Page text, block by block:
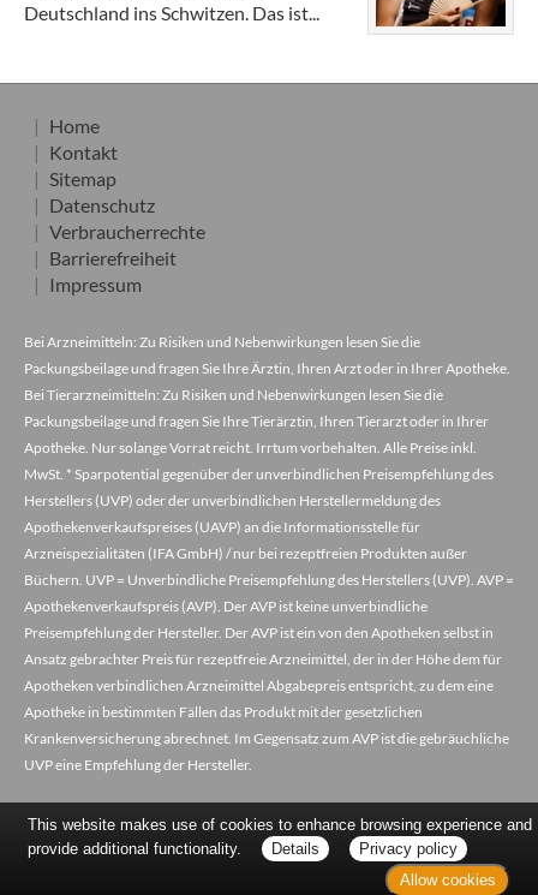
Deutschland ins Schwitzen. Das ist...
Home
Kontakt
Sitemap
Datenschutz
Verbraucherrechte
Barrierefreiheit
Impressum
Bei Arzneimitteln: Zu Risiken und Nebenwirkungen lesen Sie die
Packungsbeilage und fragen Sie Ihre Ärztin, Ihren Arzt oder in Ihrer Apotheke.
Bei Tierarzneimitteln: Zu Risiken und Nebenwirkungen lesen Sie die
Packungsbeilage und fragen Sie Ihre Tierärztin, Ihren Tierarzt oder in Ihrer
Apotheke. Nur solange Vorrat reicht. Irrtum vorbehalten. Alle Preise inkl.
MwSt. * Sparpotential gegenüber der unverbindlichen Preisempfehlung des
Herstellers (UVP) oder der unverbindlichen Herstellermeldung des
Apothekenverkaufspreises (UAVP) an die Informationsstelle für
Arzneispezialitäten (IFA GmbH) / nur bei rezeptfreien Produkten außer
Büchern. UVP = Unverbindliche Preisempfehlung des Herstellers (UVP). AVP =
Apothekenverkaufspreis (AVP). Der AVP ist keine unverbindliche
Preisempfehlung der Hersteller. Der AVP ist ein von den Apotheken selbst in
Ansatz gebrachter Preis für rezeptfreie Arzneimittel, der in der Höhe dem für
Apotheken verbindlichen Arzneimittel Abgabepreis entspricht, zu dem eine
Apotheke in bestimmten Fällen das Produkt mit der gesetzlichen
Krankenversicherung abrechnet. Im Gegensatz zum AVP ist die gebräuchliche
UVP eine Empfehlung der Hersteller.
This website makes use of cookies to enhance browsing experience and
provide additional functionality.
Details
Privacy policy
Allow cookies